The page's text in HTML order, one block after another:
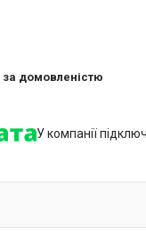
за домовленістю
У компанії